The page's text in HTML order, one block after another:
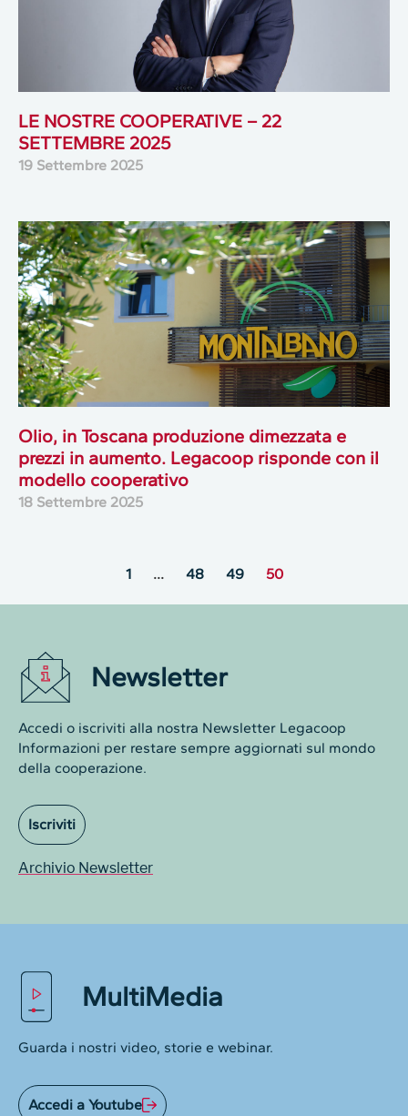
LE NOSTRE COOPERATIVE – 22
SETTEMBRE 2025
19 Settembre 2025
Olio, in Toscana produzione dimezzata e
prezzi in aumento. Legacoop risponde con il
modello cooperativo
18 Settembre 2025
1 … 48 49 50
Newsletter
Accedi o iscriviti alla nostra Newsletter Legacoop
Informazioni per restare sempre aggiornati sul mondo
della cooperazione.
Iscriviti
Archivio Newsletter
MultiMedia
Guarda i nostri video, storie e webinar.
Accedi a Youtube